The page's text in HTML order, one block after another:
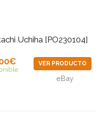
Uchiha [PO230104]
VER PRODUCTO
eBay